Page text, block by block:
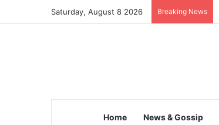
Saturday, August 8 2026 Breaking News
Home News & Gossip